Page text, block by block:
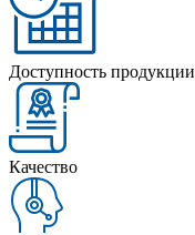
Доступность продукции
Качество